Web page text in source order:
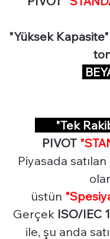
"Yüksek
"Tek
PIVOT
Piyasada
üstün
Gerçek ISO/IEC
ile, şu anda